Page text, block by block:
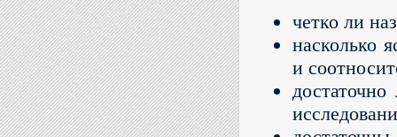
четко ли
насколько
и